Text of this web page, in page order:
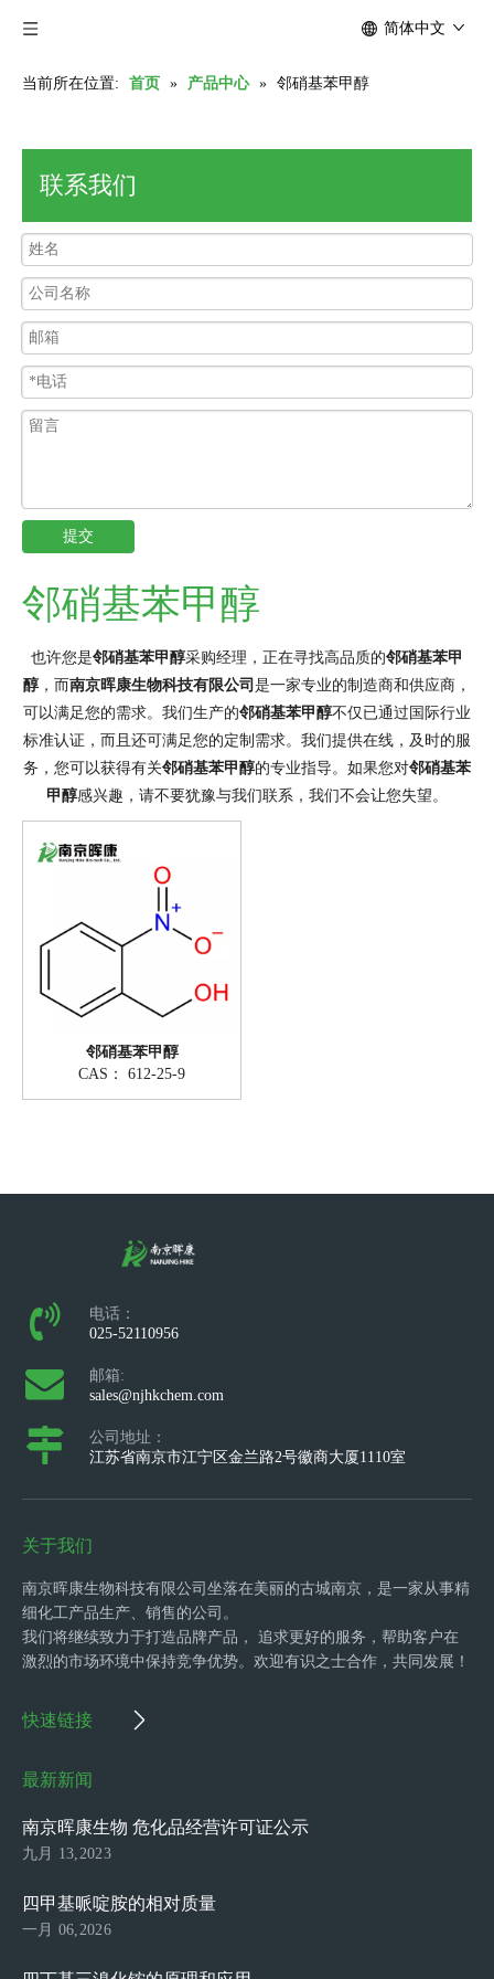
简体中文
当前所在位置: 首页 » 产品中心 » 邻硝基苯甲醇
联系我们
提交
邻硝基苯甲醇
也许您是邻硝基苯甲醇采购经理，正在寻找高品质的邻硝基苯甲
醇，而南京晖康生物科技有限公司 是一家专业的制造商和供应商，
可以满足您的需求。我们生产的邻硝基苯甲醇不仅已通过国际行业
标准认证，而且还可满足您的定制需求。我们提供在线，及时的服
务，您可以获得有关邻硝基苯甲醇的专业指导。如果您对邻硝基苯
甲醇感兴趣，请不要犹豫与我们联系，我们不会让您失望。
邻硝基苯甲醇
CAS：
612-25-9
电话：
025-52110956
邮箱:
sales@njhkchem.com
公司地址：
江苏省南京市江宁区金兰路2号徽商大厦1110室
关于我们
南京晖康生物科技有限公司坐落在美丽的古城南京，是一家从事精
细化工产品生产、销售的公司。
我们将继续致力于打造品牌产品， 追求更好的服务，帮助客户在
激烈的市场环境中保持竞争优势。欢迎有识之士合作，共同发展！
快速链接
最新新闻
南京晖康生物 危化品经营许可证公示
九月 13,2023
四甲基哌啶胺的相对质量
一月 06,2026